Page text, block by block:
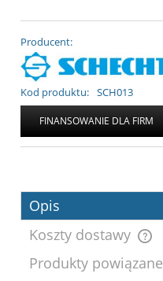
Producent:
Kod produktu: SCH013
Opis
Koszty dostawy
Produkty powiązane